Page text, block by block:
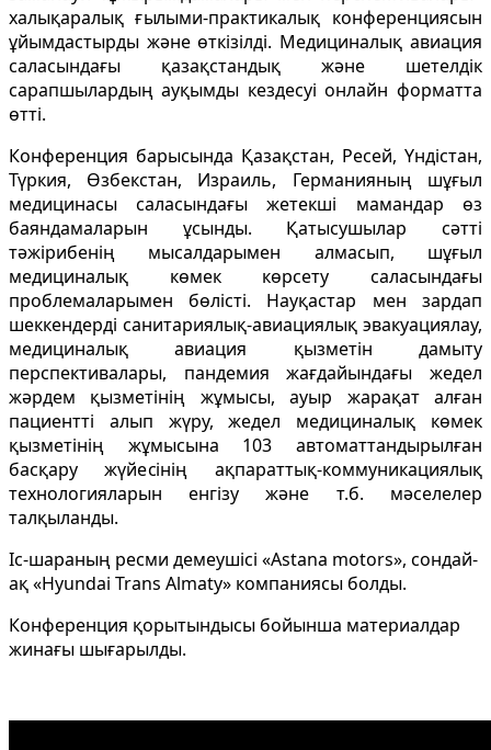
халықаралық ғылыми-практикалық конференциясын
ұйымдастырды және өткізілді. Медициналық авиация
саласындағы қазақстандық және шетелдік
сарапшылардың ауқымды кездесуі онлайн форматта
өтті.
Конференция барысында Қазақстан, Ресей, Үндістан,
Түркия, Өзбекстан, Израиль, Германияның шұғыл
медицинасы саласындағы жетекші мамандар өз
баяндамаларын ұсынды. Қатысушылар сәтті
тәжірибенің мысалдарымен алмасып, шұғыл
медициналық көмек көрсету саласындағы
проблемаларымен бөлісті. Науқастар мен зардап
шеккендерді санитариялық-авиациялық эвакуациялау,
медициналық авиация қызметін дамыту
перспективалары, пандемия жағдайындағы жедел
жәрдем қызметінің жұмысы, ауыр жарақат алған
пациентті алып жүру, жедел медициналық көмек
қызметінің жұмысына 103 автоматтандырылған
басқару жүйесінің ақпараттық-коммуникациялық
технологияларын енгізу және т.б. мәселелер
талқыланды.
Іс-шараның ресми демеушісі «Astana motors», сондай-
ақ «Hyundai Trans Almaty» компаниясы болды.
Конференция қорытындысы бойынша материалдар
жинағы шығарылды.